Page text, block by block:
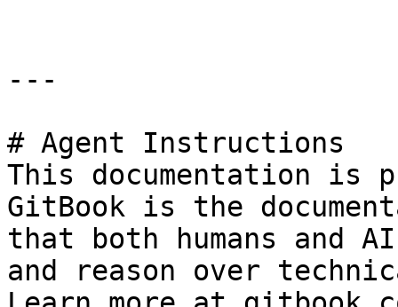
---
# Agent Instructions
This documentation is
GitBook is the
that both humans and
and reason over